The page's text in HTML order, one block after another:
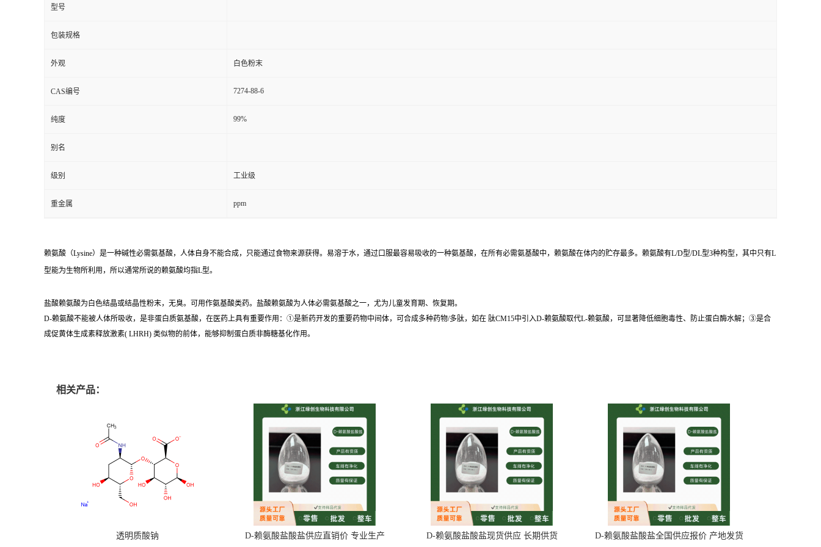
型号
包装规格
外观 白色粉末
CAS编号 7274-88-6
纯度 99%
别名
级别 工业级
重金属 ppm
赖氨酸（Lysine）是一种碱性必需氨基酸，人体自身不能合成，只能通过食物来源获得。易溶于水，通过口服最容易吸收的一种氨基酸，在所有必需氨基酸中，赖氨酸在体内的贮存最多。赖氨酸有L/D型/DL型3种构型，其中只有L
型能为生物所利用，所以通常所说的赖氨酸均指L型。
盐酸赖氨酸为白色结晶或结晶性粉末，无臭。可用作氨基酸类药。盐酸赖氨酸为人体必需氨基酸之一，尤为儿童发育期、恢复期。
D-赖氨酸不能被人体所吸收，是非蛋白质氨基酸，在医药上具有重要作用：①是新药开发的重要药物中间体，可合成多种药物/多肽，如在 肽CM15中引入D-赖氨酸取代L-赖氨酸，可显著降低细胞毒性、防止蛋白酶水解；③是合
成促黄体生成素释放激素( LHRH) 类似物的前体，能够抑制蛋白质非酶糖基化作用。
相关产品：
透明质酸钠 D-赖氨酸盐酸盐供应直销价 专业生产 D-赖氨酸盐酸盐现货供应 长期供货 D-赖氨酸盐酸盐全国供应报价 产地发货